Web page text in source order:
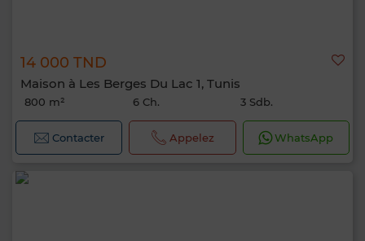
14 000 TND
Maison à Les Berges Du Lac 1, Tunis
800 m² 6 Ch. 3 Sdb.
Contacter Appelez WhatsApp